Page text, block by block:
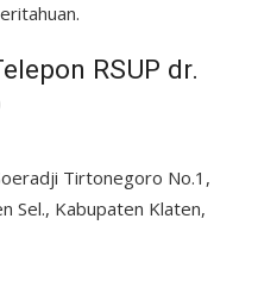
RSUP dr.
Tirtonegoro No.1,
Sel., Kabupaten Klaten,